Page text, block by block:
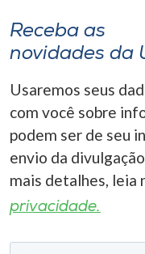
Receba as
novidades da
Usaremos seus
com você sobre
podem ser de seu
envio da
mais detalhes, leia
privacidade.